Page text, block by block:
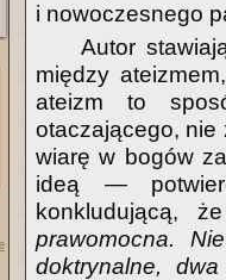
i nowoczesnego
Autor
między
ateizm to
otaczającego, nie
wiarę w bogów
ideą —
konkludującą,
prawomocna.
doktrynalne,